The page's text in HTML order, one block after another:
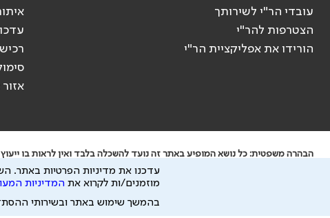
עובדי הר"י לשירותך
הצטרפות להר"י
הורידו את אפליקציית הר"י
הבהרה משפטית: כל נושא המופיע באתר זה נועד להשכלה בלבד ואין לראות בו
ידוע לי שהר"י אוספת ושומרת מידע אישי לצורך מתן השרות וכי חלק ממנו עשוי
כל הזכויות על המידע באתר שייכות להסתדרות הרפואית בישראל.
עדכנו את מדיניות הפרטיות באתר.
מוזמנים/ות לקרוא את המדיניות
בהמשך שימוש באתר ובשירותי